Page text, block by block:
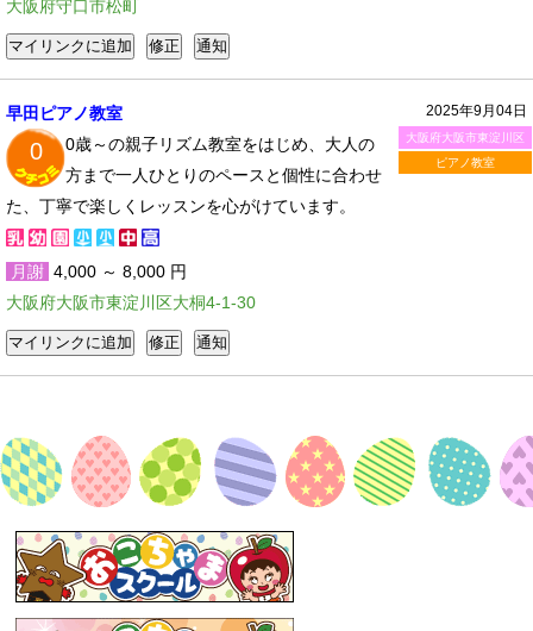
大阪府守口市松町
2025年9月04日
大阪府大阪市東淀川区
ピアノ教室
早田ピアノ教室
0
0歳～の親子リズム教室をはじめ、大人の
方まで一人ひとりのペースと個性に合わせ
た、丁寧で楽しくレッスンを心がけています。
月謝 4,000 ～ 8,000 円
大阪府大阪市東淀川区大桐4-1-30